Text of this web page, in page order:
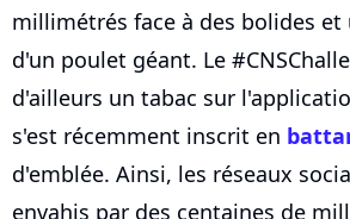
millimétrés face à des bolides
d'un poulet géant. Le
d'ailleurs un tabac sur
s'est récemment inscrit en
d'emblée. Ainsi, les réseaux
envahis par des centaines de